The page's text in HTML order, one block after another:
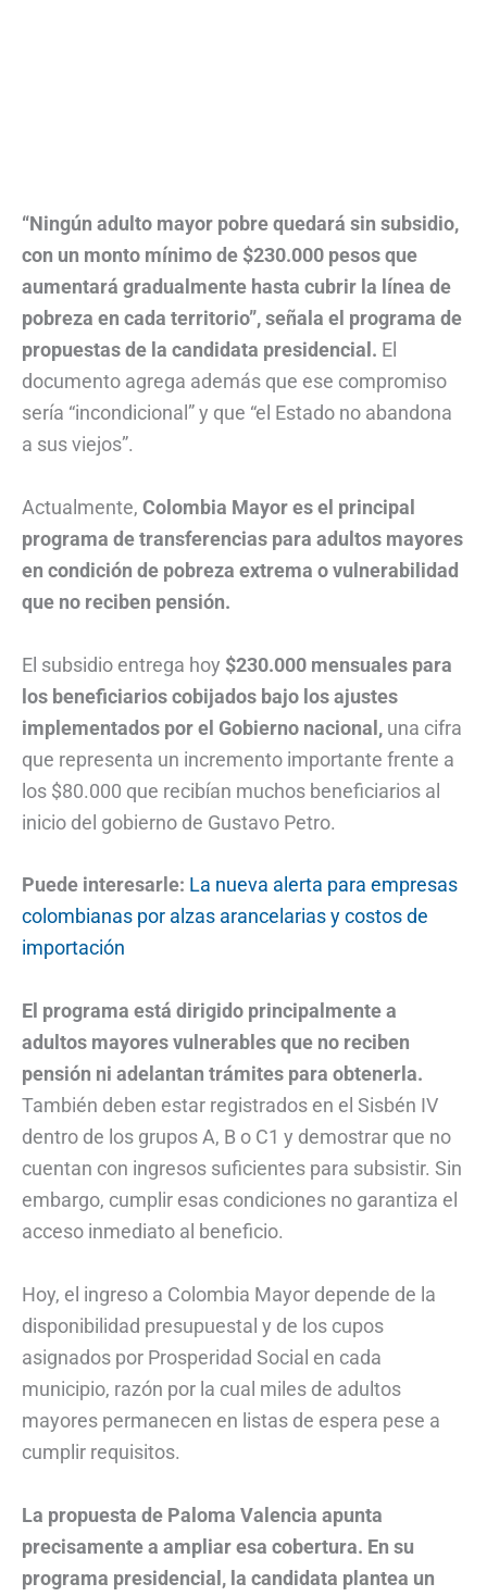
“Ningún adulto mayor pobre quedará sin subsidio,
con un monto mínimo de $230.000 pesos que
aumentará gradualmente hasta cubrir la línea de
pobreza en cada territorio”, señala el programa de
propuestas de la candidata presidencial. El
documento agrega además que ese compromiso
sería “incondicional” y que “el Estado no abandona
a sus viejos”.
Actualmente, Colombia Mayor es el principal
programa de transferencias para adultos mayores
en condición de pobreza extrema o vulnerabilidad
que no reciben pensión.
El subsidio entrega hoy $230.000 mensuales para
los beneficiarios cobijados bajo los ajustes
implementados por el Gobierno nacional, una cifra
que representa un incremento importante frente a
los $80.000 que recibían muchos beneficiarios al
inicio del gobierno de Gustavo Petro.
Puede interesarle: La nueva alerta para empresas
colombianas por alzas arancelarias y costos de
importación
El programa está dirigido principalmente a
adultos mayores vulnerables que no reciben
pensión ni adelantan trámites para obtenerla.
También deben estar registrados en el Sisbén IV
dentro de los grupos A, B o C1 y demostrar que no
cuentan con ingresos suficientes para subsistir. Sin
embargo, cumplir esas condiciones no garantiza el
acceso inmediato al beneficio.
Hoy, el ingreso a Colombia Mayor depende de la
disponibilidad presupuestal y de los cupos
asignados por Prosperidad Social en cada
municipio, razón por la cual miles de adultos
mayores permanecen en listas de espera pese a
cumplir requisitos.
La propuesta de Paloma Valencia apunta
precisamente a ampliar esa cobertura. En su
programa presidencial, la candidata plantea un